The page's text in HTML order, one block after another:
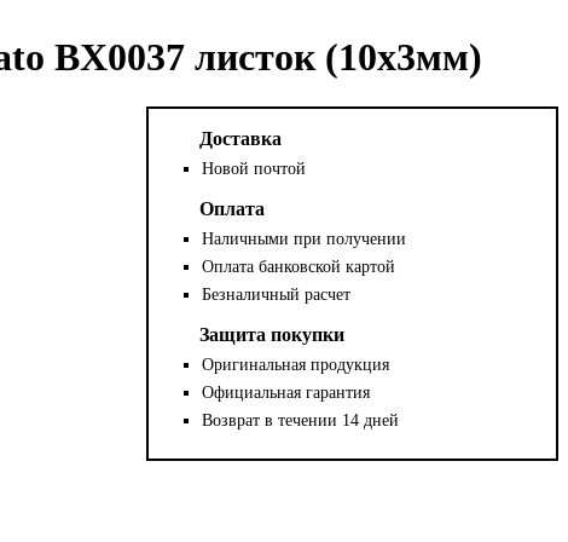
BX0037 листок (10х3мм)
Доставка
Новой почтой
Оплата
Наличными при получении
Оплата банковской картой
Безналичный расчет
Защита покупки
Оригинальная продукция
Официальная гарантия
Возврат в течении 14 дней